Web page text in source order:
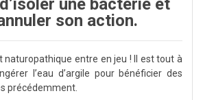
une bactérie et
son action.
naturopathique entre en jeu ! Il est tout à
l’eau d’argile pour bénéficier des
précédemment.